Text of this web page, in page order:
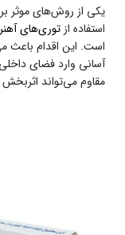
یکی از روش‌های موثر
استفاده از توری‌های
است. این اقدام باعث
آسانی وارد فضای
مقاوم می‌تواند